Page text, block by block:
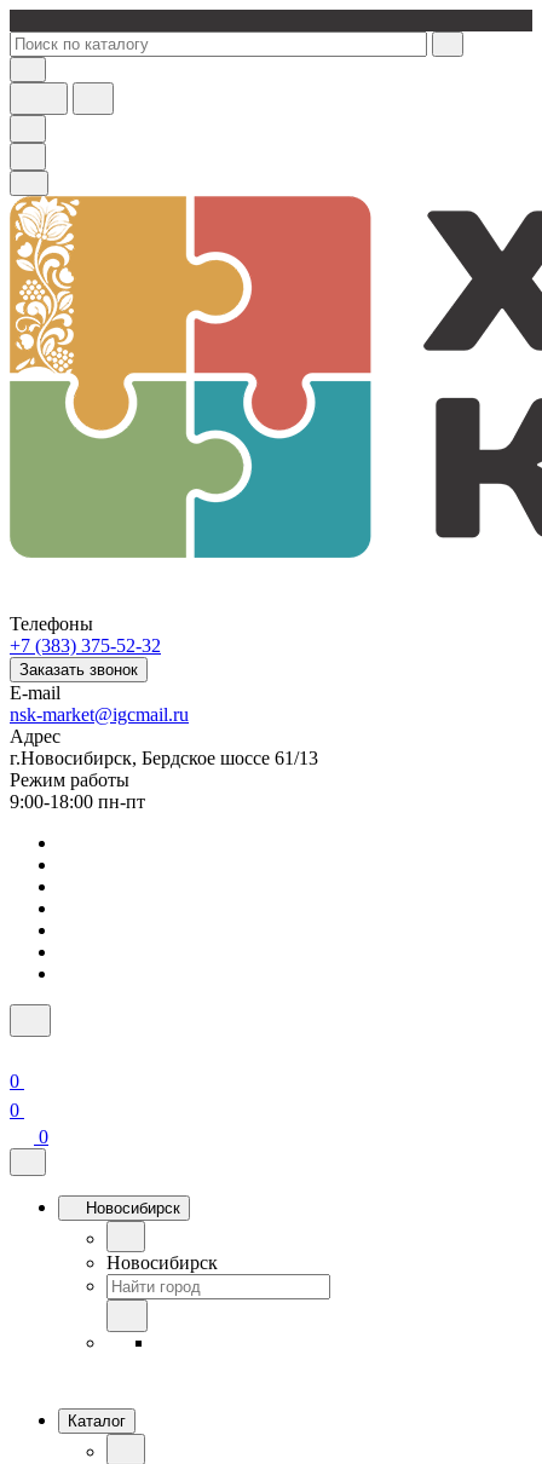
Телефоны
+7 (383) 375-52-32
Заказать звонок
E-mail
nsk-market@igcmail.ru
Адрес
г.Новосибирск, Бердское шоссе 61/13
Режим работы
9:00-18:00 пн-пт
0
0
0
Новосибирск
Новосибирск
Каталог